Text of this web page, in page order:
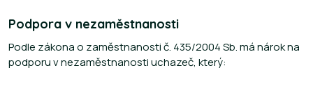
Podpora v nezaměstnanosti
Podle zákona o zaměstnanosti č. 435/2004 Sb. má nárok na
podporu v nezaměstnanosti uchazeč, který: